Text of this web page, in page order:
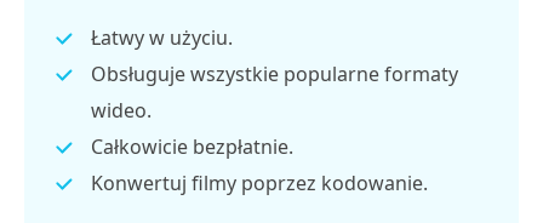
Łatwy w użyciu.
Obsługuje wszystkie popularne formaty
wideo.
Całkowicie bezpłatnie.
Konwertuj filmy poprzez kodowanie.